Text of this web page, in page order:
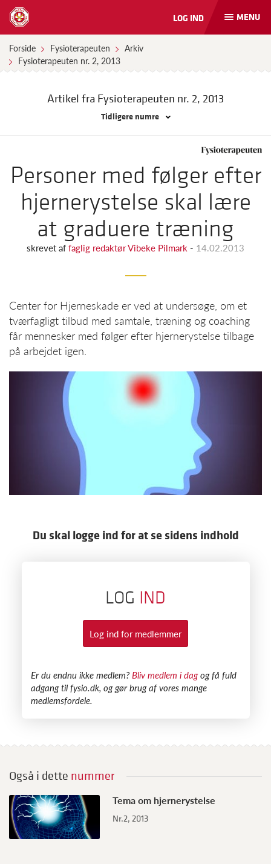
Åbn
og
MENU
LOG IND
Forside Fysioterapeuten
Arkiv
Fysioterapeuten nr. 2, 2013
Artikel fra Fysioterapeuten nr. 2, 2013
Tidligere numre
Personer med følger efter
hjernerystelse skal lære
at graduere træning
skrevet affaglig redaktør Vibeke Pilmark - 14.02.2013
Center for Hjerneskade er ved at undersøge, om et
tværfagligt tilbud med samtale, træning og coaching
får mennesker med følger efter hjernerystelse tilbage
på arbejdet igen.
Du skal logge ind for at se sidens indhold
LOG IND
Log ind for medlemmer
​Er du endnu ikke medlem? Bliv medlem i dagog få fuld
adgang til fysio.dk, og gør brug af vores mange
medlemsfordele.
Også i dette nummer
Tema om hjernerystelse
Nr.2, 2013